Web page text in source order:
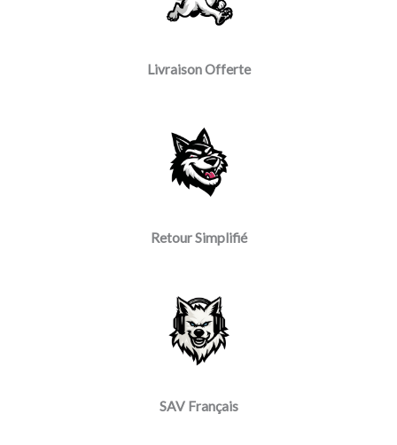
Livraison Offerte
Retour Simplifié
SAV Français